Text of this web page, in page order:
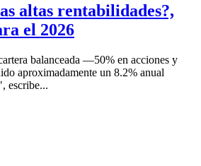
altas rentabilidades?,
el 2026
balanceada —50% en acciones y
aproximadamente un 8.2% anual
escribe...